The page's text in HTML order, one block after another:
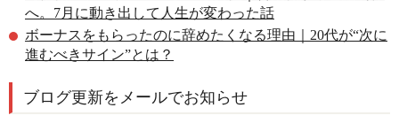
へ。7月に動き出して人生が変わった話
ボーナスをもらったのに辞めたくなる理由｜20代が“次に
進むべきサイン”とは？
ブログ更新をメールでお知らせ